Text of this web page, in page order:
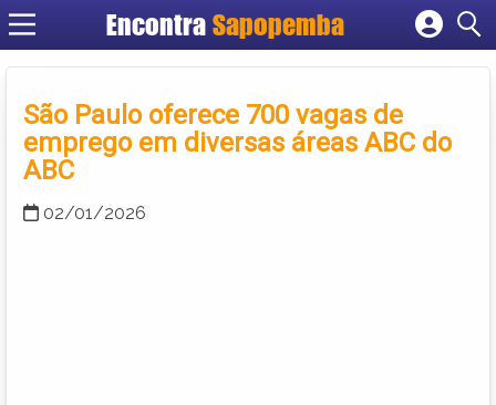
Encontra Sapopemba
Cadastrar empresa
Criar conta
São Paulo oferece 700 vagas de
emprego em diversas áreas ABC do
ABC
02/01/2026